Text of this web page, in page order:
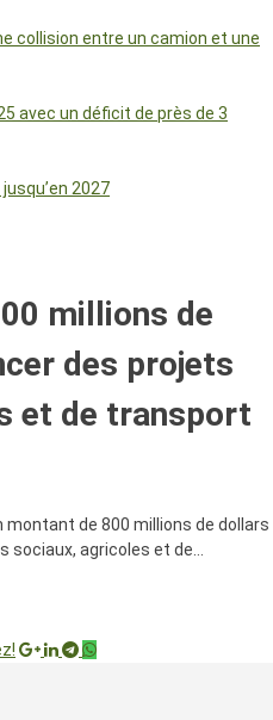
collision entre un camion et une
avec un déficit de près de 3
2027
millions de
des projets
et de transport
montant de 800 millions de dollars
agricoles et de…